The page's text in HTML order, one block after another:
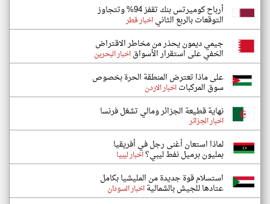
أرباح كوميرتس بنك تقفز 94% وتتجاوز
التوقعات بالربع الثانياخبار قطر
جيمي ديمون يحذر من مخاطر الاقتراض
الخفي على استقرار الأسواقاخبار البحرين
على ماذا تعترض المنطقة الحرة بخصوص
سوق المركباتاخبار الاردن
نهاية قطيعة الجزائر ومالي تشغل فرنسا
اخبار الجزائر
لماذا استعان أغنى رجل في أفريقيا
بمليون برميل نفط ليبي؟اخبار ليبيا
استسلام قوة جديدة من المليشيا بكامل
عتادها للجيش بالشماليةاخبار السودان